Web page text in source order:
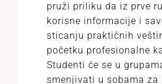
pruži priliku da iz prve
korisne informacije i
sticanju praktičnih
početku profesionalne
Studenti će se u
smenjivati u sobama za